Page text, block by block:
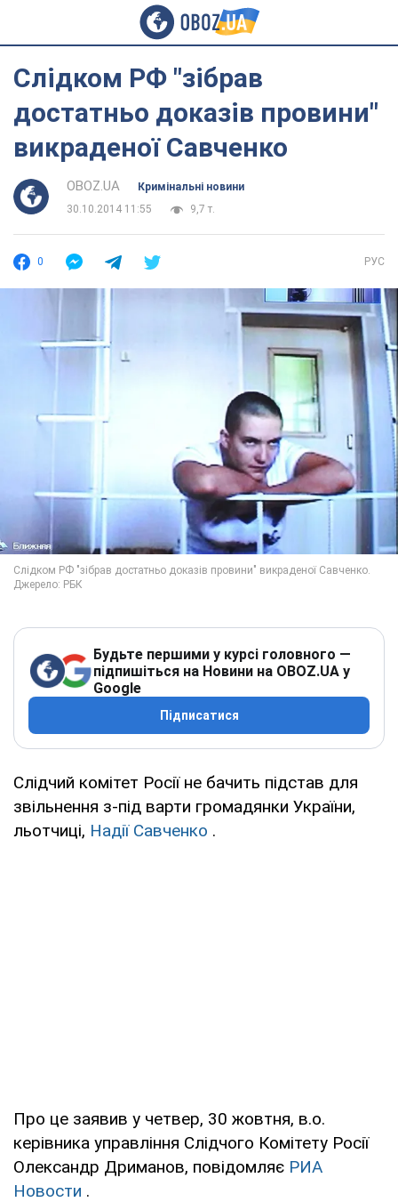
Слідком РФ "зібрав
достатньо доказів провини"
викраденої Савченко
OBOZ.UA
Кримінальні новини
30.10.2014 11:55
9,7 т.
0 РУС
Будьте першими у курсі головного —
підпишіться на Новини на OBOZ.UA у
Google
Підписатися
Слідчий комітет Росії не бачить підстав для
звільнення з-під варти громадянки України,
льотчиці, Надії Савченко .
Про це заявив у четвер, 30 жовтня, в.о.
керівника управління Слідчого Комітету Росії
Олександр Дриманов, повідомляє РИА
Новости .